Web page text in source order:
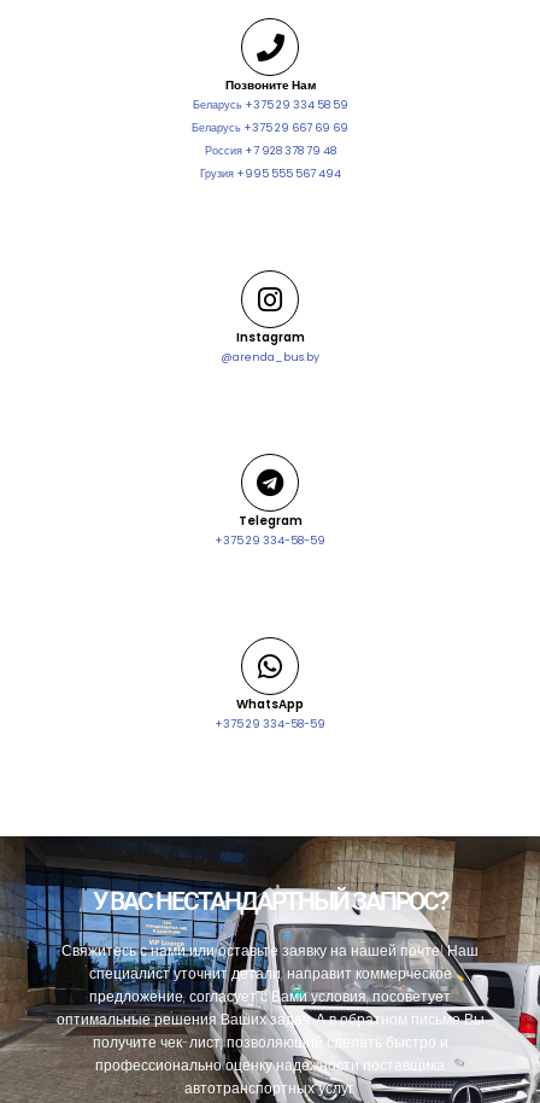
У ВАС НЕСТАНДАРТНЫЙ ЗАПРОС?
Свяжитесь с нами или оставьте заявку на нашей почте! Наш
специалист уточнит детали, направит коммерческое
предложение, согласует с Вами условия, посоветует
оптимальные решения Ваших задач. А в обратном письме Вы
получите чек-лист, позволяющий сделать быстро и
профессионально оценку надежности поставщика
автотранспортных услуг.
Позвоните Нам
Беларусь +375 29 334 58 59
Беларусь +375 29 667 69 69
Россия +7 928 378 79 48
Грузия +995 555 567 494
Instagram
@arenda_bus.by
Telegram
+375 29 334-58-59
WhatsApp
+375 29 334-58-59